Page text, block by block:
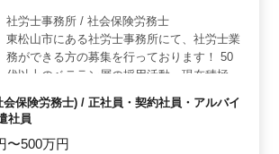
社労士事務所 / 社会保険労務士
東松山市にある社労士事務所にて、社労士業
務ができる方の募集を行っております！ 50
代以上のベテラン層の採用活動、現在積極的
近〜 -お仕事内容- ・社会保険の手続業務関
連 ・給与計算関連 ・雇用管理関連 ・人材育
成相談 ・人材制度制定 ・労務トラブル対応
保険労務士) / 正社員・契約社員・アルバイ
社員
〜500万円